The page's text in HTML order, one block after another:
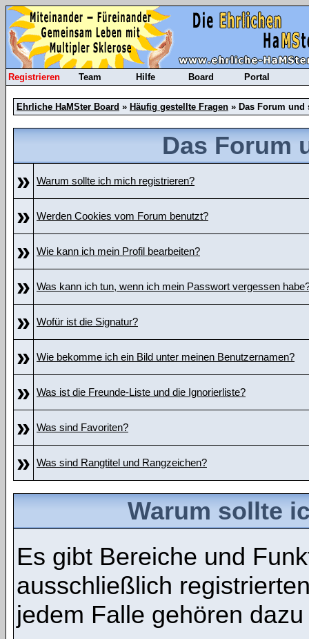
Registrieren Team Hilfe Board Portal
Ehrliche HaMSter Board » Häufig gestellte Fragen » Das Forum und
Das Forum
» Warum sollte ich mich registrieren?
» Werden Cookies vom Forum benutzt?
» Wie kann ich mein Profil bearbeiten?
» Was kann ich tun, wenn ich mein Passwort vergessen
» Wofür ist die Signatur?
» Wie bekomme ich ein Bild unter meinen Benutzernamen?
» Was ist die Freunde-Liste und die Ignorierliste?
» Was sind Favoriten?
» Was sind Rangtitel und Rangzeichen?
Warum sollte
Es gibt Bereiche und
ausschließlich
jedem Falle gehören